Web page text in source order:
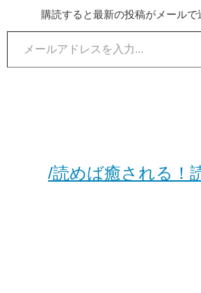
購読すると最新の投稿がメールで
メールアドレスを入力...
/読めば癒される！